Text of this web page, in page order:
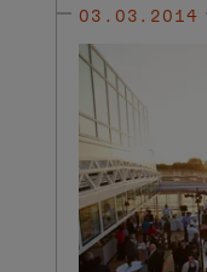
03.03.2014